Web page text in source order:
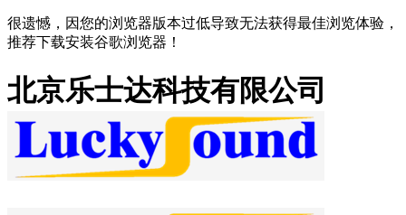
很遗憾，因您的浏览器版本过低导致无法获得最佳浏览体验，
推荐下载安装谷歌浏览器！
北京乐士达科技有限公司